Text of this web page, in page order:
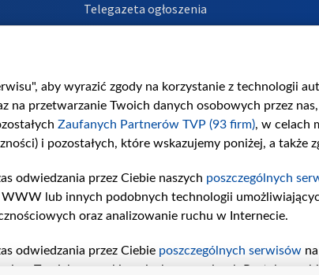
Telegazeta ogłoszenia
Informacje o nadawcy
aby wyrazić zgody na korzystanie z technologii
na przetwarzanie Twoich danych osobowych przez
Zaufanych Partnerów TVP (93 firm), w celach
i pozostałych, które wskazujemy poniżej, a
odwiedzania przez Ciebie naszych poszczególnych
lub innych podobnych technologii
oraz analizowanie ruchu w Internecie.
odwiedzania przez Ciebie poszczególnych serwisów
o Twoich wyszukiwaniach w serwisach Portalu czy